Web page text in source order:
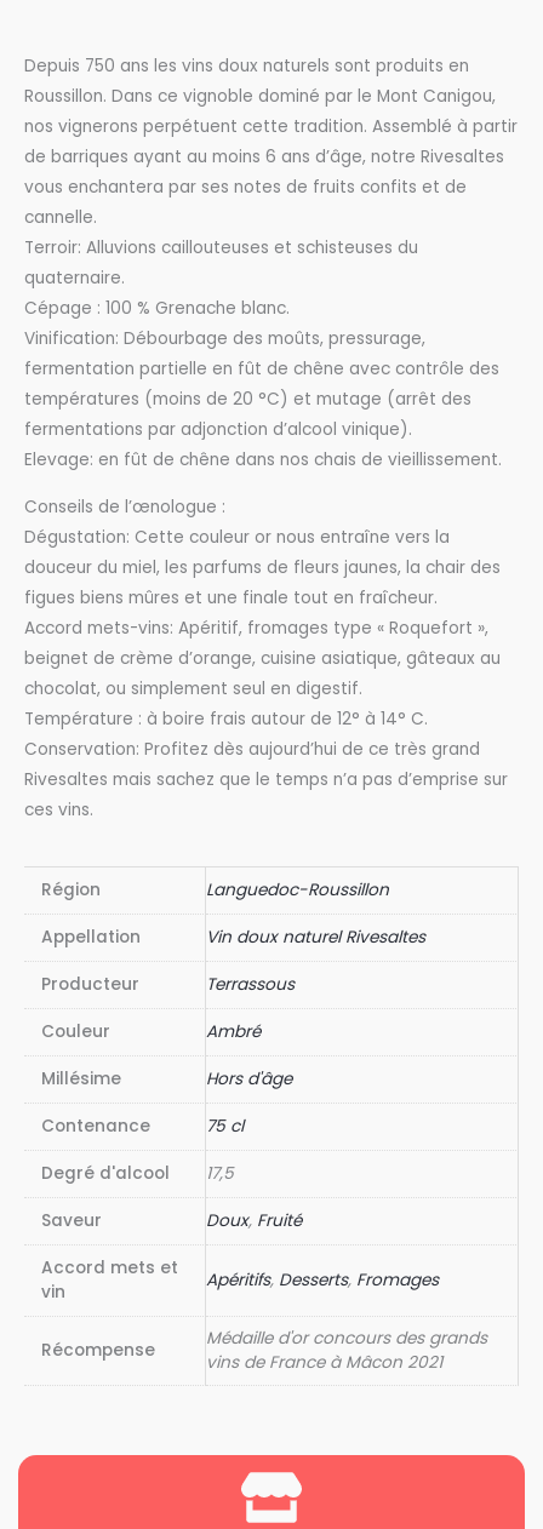
Ambré
Hors
d'Âge
6
ans
Depuis 750 ans les vins doux naturels sont produits en
Roussillon. Dans ce vignoble dominé par le Mont Canigou,
nos vignerons perpétuent cette tradition. Assemblé à partir
de barriques ayant au moins 6 ans d’âge, notre Rivesaltes
vous enchantera par ses notes de fruits confits et de
cannelle.
Terroir: Alluvions caillouteuses et schisteuses du
quaternaire.
Cépage : 100 % Grenache blanc.
Vinification: Débourbage des moûts, pressurage,
fermentation partielle en fût de chêne avec contrôle des
températures (moins de 20 °C) et mutage (arrêt des
fermentations par adjonction d’alcool vinique).
Elevage: en fût de chêne dans nos chais de vieillissement.
Conseils de l’œnologue :
Dégustation: Cette couleur or nous entraîne vers la
douceur du miel, les parfums de fleurs jaunes, la chair des
figues biens mûres et une finale tout en fraîcheur.
Accord mets-vins: Apéritif, fromages type « Roquefort »,
beignet de crème d’orange, cuisine asiatique, gâteaux au
chocolat, ou simplement seul en digestif.
Température : à boire frais autour de 12° à 14° C.
Conservation: Profitez dès aujourd’hui de ce très grand
Rivesaltes mais sachez que le temps n’a pas d’emprise sur
ces vins.
Région Languedoc-Roussillon
Appellation Vin doux naturel Rivesaltes
Producteur Terrassous
Couleur Ambré
Millésime Hors d'âge
Contenance 75 cl
Degré d'alcool 17,5
Saveur Doux, Fruité
Accord mets et
vin
Apéritifs, Desserts, Fromages
Récompense
Médaille d'or concours des grands
vins de France à Mâcon 2021